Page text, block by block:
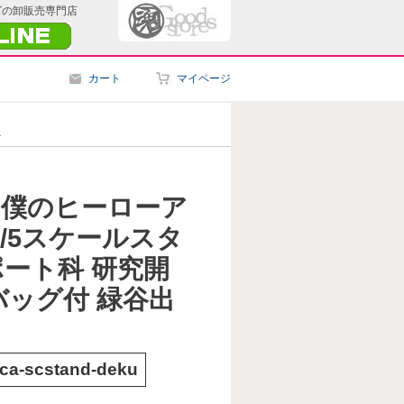
卸販売専門店
カート マイページ
のヒーローア
スケールスタ
ト科 研究開
グ付 緑谷出
scstand-deku